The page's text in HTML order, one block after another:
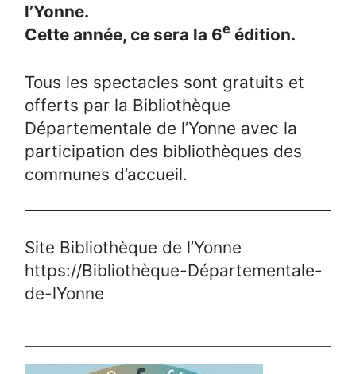
l’Yonne.
Cette année, ce sera la 6e édition.
Tous les spectacles sont gratuits et
offerts par la Bibliothèque
Départementale de l’Yonne avec la
participation des bibliothèques des
communes d’accueil.
Site Bibliothèque de l’Yonne
https://Bibliothèque-Départementale-
de-lYonne